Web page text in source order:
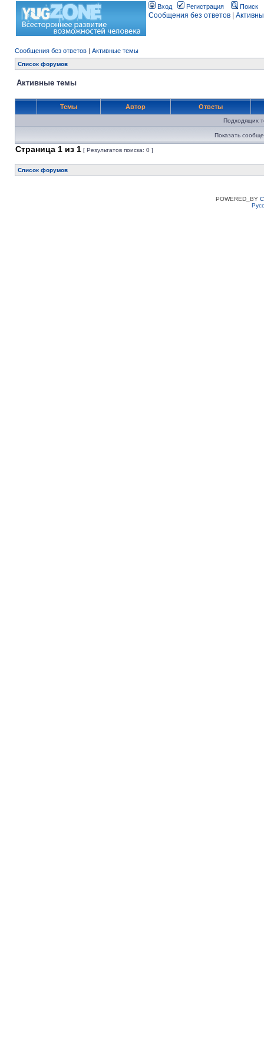
Вход Регистрация Поиск
Сообщения без ответов
Сообщения без ответов | Активные темы
Список форумов
Активные темы
Темы Автор Ответы
Подходящих
Показать
Страница 1 из 1 [ Результатов поиска: 0 ]
Список форумов
POWERED_BY